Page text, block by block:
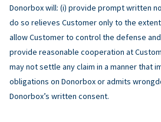
Donorbox will: (i) provide prompt written
do so relieves Customer only to the
allow Customer to control the defense
provide reasonable cooperation at
may not settle any claim in a manner that
obligations on Donorbox or admits
Donorbox’s written consent.